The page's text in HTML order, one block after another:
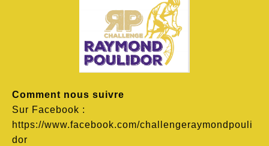
Comment nous suivre
Sur Facebook :
https://www.facebook.com/challengeraymondpouli
dor